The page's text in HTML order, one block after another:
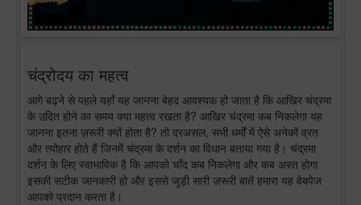
चंद्रोदय का महत्व
आगे बढ़ने से पहले यहाँ यह जानना बेहद आवश्यक हो जाता है कि आखिर चंद्रमा
के उदित होने का समय क्या महत्व रखता है? आखिर चंद्रमा कब निकलेगा यह
जानना इतना ज़रूरी क्यों होता है? तो दरअसल, सभी धर्मों में ऐसे अनेकों व्रत
और त्योहार होते हैं जिनमें चंद्रमा के दर्शन का विधान बताया गया है। चंद्रमा
दर्शन के लिए स्वाभाविक है कि आपको चाँद कब निकलेगा और कब अस्त होगा
इसकी सटीक जानकारी हो और इससे जुड़ी सारी ज़रूरी बातें हमारा यह वेबपेज
आपको प्रदान करता है।